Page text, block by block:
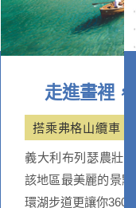
利藝術之旅
麗的壁畫、史其成為
埃斯湖湖光山色一絕，
美麗湖泊。